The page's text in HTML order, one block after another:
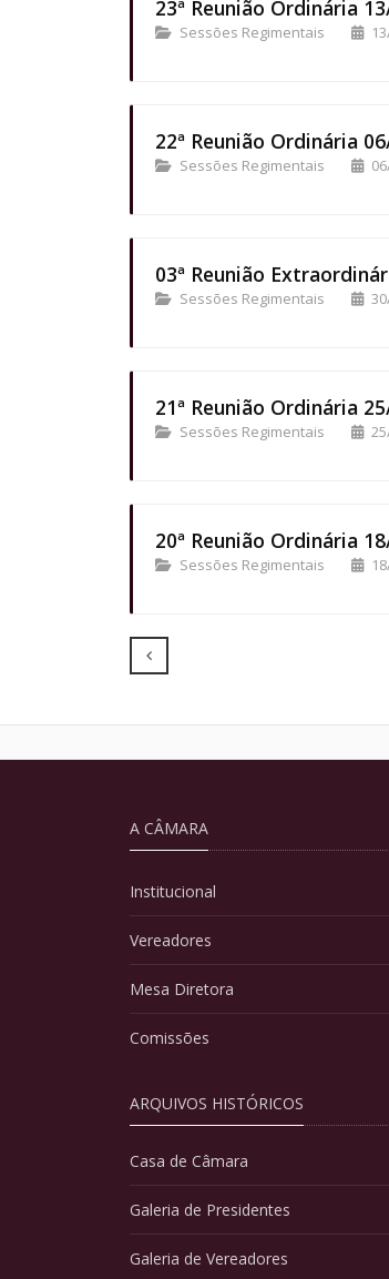
23ª Reunião Ordinária
Sessões Regimentais
22ª Reunião Ordinária
Sessões Regimentais
03ª Reunião
Sessões Regimentais
21ª Reunião Ordinária
Sessões Regimentais
20ª Reunião Ordinária
Sessões Regimentais
Prev
A CÂMARA
Institucional
Vereadores
Mesa Diretora
Comissões
ARQUIVOS HISTÓRICOS
Casa de Câmara
Galeria de Presidentes
Galeria de Vereadores